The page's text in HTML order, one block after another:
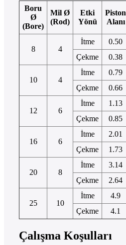
Boru
Ø
(Bore)
Mil Ø
(Rod)
Etki
Yönü
Piston
Alanı
8 4
İtme 0.50
Çekme
0.38
10 4
İtme 0.79
Çekme
0.66
12 6
İtme 1.13
Çekme
0.85
16 6
İtme 2.01
Çekme
1.73
20 8
İtme 3.14
Çekme
2.64
25 10
İtme 4.9
Çekme
4.1
Çalışma Koşulları